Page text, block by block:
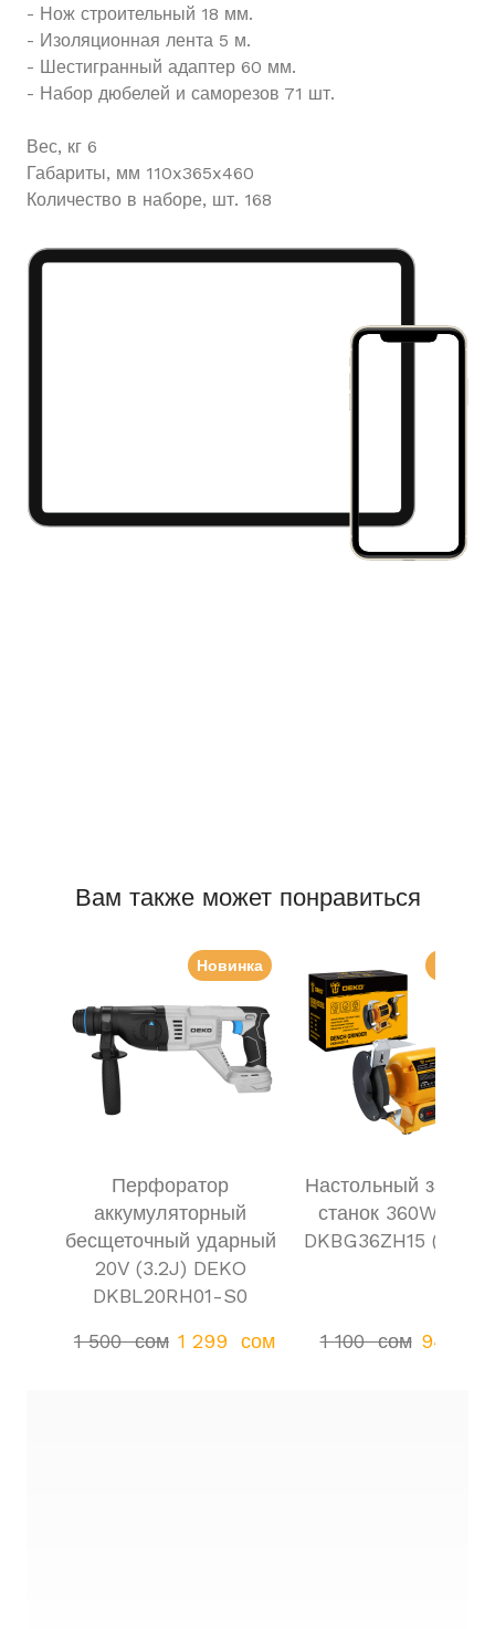
- Нож строительный 18 мм.
- Изоляционная лента 5 м.
- Шестигранный адаптер 60 мм.
- Набор дюбелей и саморезов 71 шт.
Вес, кг 6
Габариты, мм 110x365x460
Количество в наборе, шт. 168
Вам также может понравиться
Новинка
Перфоратор
аккумуляторный
бесщеточный ударный
20V (3.2J) DEKO
DKBL20RH01-S0
1 500  сом 1 299  сом
Настольный
станок 360W
DKBG36ZH15
1 100  сом 949